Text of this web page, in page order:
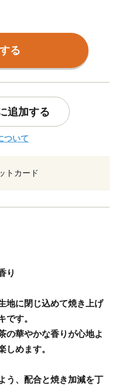
る
追加する
ついて
トカード
り
地に閉じ込めて焼き上げ
です。
の華やかな香りが心地よ
しめます。
う、配合と焼き加減を丁